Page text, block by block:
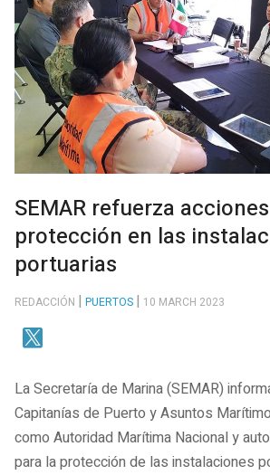
SEMAR refuerza
protección en las
portuarias
REDACCIÓN PUERTOS 10 MARCH 2023
La Secretaría de Marina (SEMAR)
Capitanías de Puerto y Asuntos
como Autoridad Marítima Nacional y
para la protección de las instalaciones